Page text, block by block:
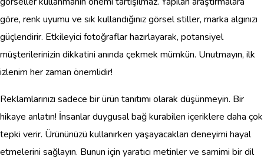
göre, renk uyumu ve sık kullandığınız görsel stiller, marka algınızı
güçlendirir. Etkileyici fotoğraflar hazırlayarak, potansiyel
müşterilerinizin dikkatini anında çekmek mümkün. Unutmayın, ilk
izlenim her zaman önemlidir!
Reklamlarınızı sadece bir ürün tanıtımı olarak düşünmeyin. Bir
hikaye anlatın! İnsanlar duygusal bağ kurabilen içeriklere daha çok
tepki verir. Ürününüzü kullanırken yaşayacakları deneyimi hayal
etmelerini sağlayın. Bunun için yaratıcı metinler ve samimi bir dil